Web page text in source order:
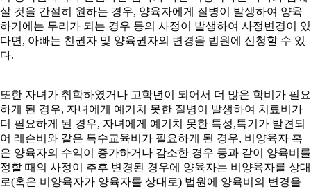
살 것을 간절히 원하는 경우, 양육자에게 질병이 발생하여 양육
하기에는 무리가 되는 경우 등의 사정이 발생하여 사정변경이 있
다면, 아빠는 친권자 및 양육권자의 변경을 법원에 신청할 수 있
다.
또한 자녀가 취학하였거나 고학년이 되어서 더 많은 학비가 필요
하게 된 경우, 자녀에게 예기치 못한 질병이 발생하여 치료비가
더 필요하게 된 경우, 자녀에게 예기치 못한 특성,특기가 발견되
어 레슨비와 같은 특수교육비가 필요하게 된 경우, 비양육자 혹
은 양육자의 수익이 증가하거나 감소한 경우 등과 같이 양육비를
정할 때의 사정이 추후 변경된 경우에 양육자는 비양육자를 상대
로(혹은 비양육자가 양육자를 상대로) 법원에 양육비의 변경을